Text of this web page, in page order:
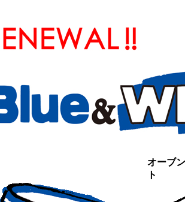
オーブ
ト